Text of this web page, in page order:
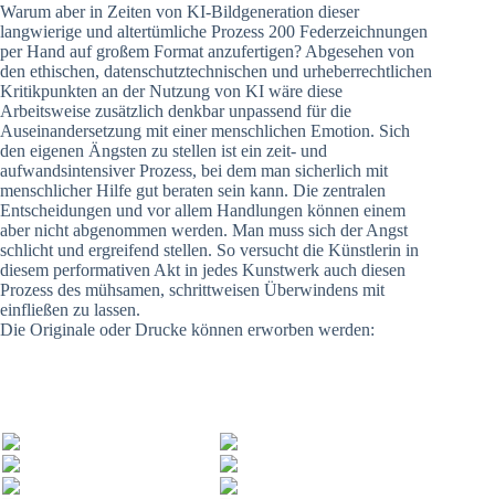
Warum aber in Zeiten von KI-Bildgeneration dieser
langwierige und altertümliche Prozess 200 Federzeichnungen
per Hand auf großem Format anzufertigen? Abgesehen von
den ethischen, datenschutztechnischen und urheberrechtlichen
Kritikpunkten an der Nutzung von KI wäre diese
Arbeitsweise zusätzlich denkbar unpassend für die
Auseinandersetzung mit einer menschlichen Emotion. Sich
den eigenen Ängsten zu stellen ist ein zeit- und
aufwandsintensiver Prozess, bei dem man sicherlich mit
menschlicher Hilfe gut beraten sein kann. Die zentralen
Entscheidungen und vor allem Handlungen können einem
aber nicht abgenommen werden. Man muss sich der Angst
schlicht und ergreifend stellen. So versucht die Künstlerin in
diesem performativen Akt in jedes Kunstwerk auch diesen
Prozess des mühsamen, schrittweisen Überwindens mit
einfließen zu lassen.
Die Originale oder Drucke können erworben werden: